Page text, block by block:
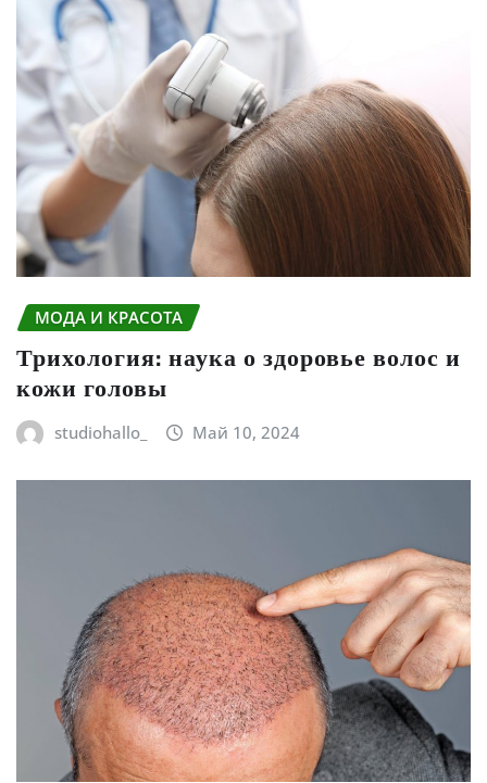
МОДА И КРАСОТА
Трихология: наука о здоровье волос и
кожи головы
studiohallo_ Май 10, 2024